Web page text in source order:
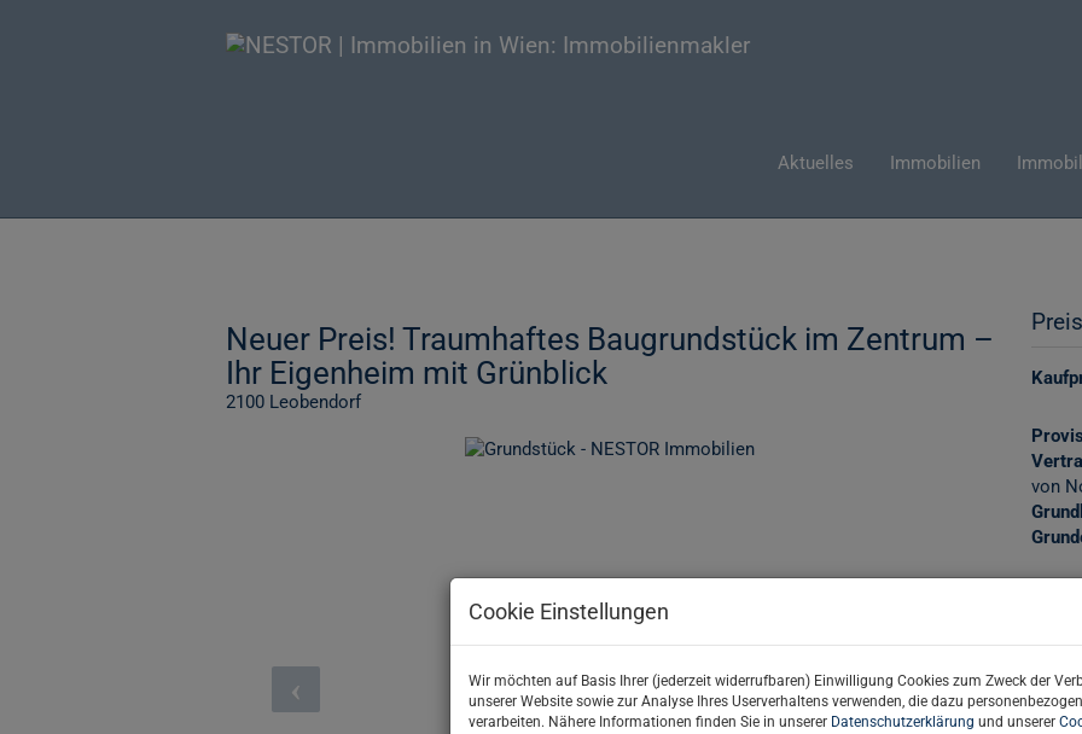
Aktuelles Immobilien
Neuer Preis! Traumhaftes Baugrundstück im Zentrum –
Ihr Eigenheim mit Grünblick
2100 Leobendorf
von
Cookie Einstellungen
Wir möchten auf Basis Ihrer (jederzeit widerrufbaren) Einwilligung Cookies zum Zweck der
unserer Website sowie zur Analyse Ihres Userverhaltens verwenden, die dazu
verarbeiten. Nähere Informationen finden Sie in unserer Datenschutzerklärung und unserer